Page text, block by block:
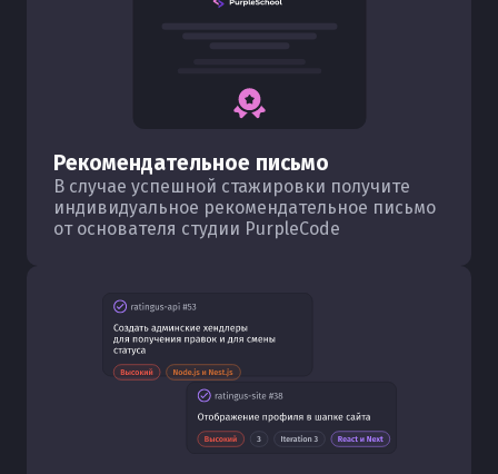
Рекомендательное письмо
В случае успешной стажировки получите
индивидуальное рекомендательное письмо
от основателя студии PurpleCode